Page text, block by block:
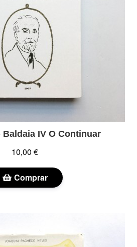
IV O Continuar
10,00 €
Comprar